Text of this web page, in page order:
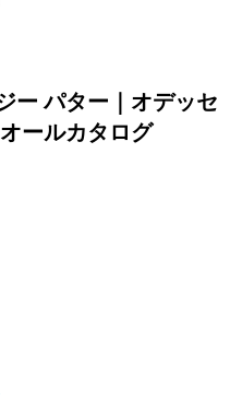
ー パター｜オデッセ
ールカタログ